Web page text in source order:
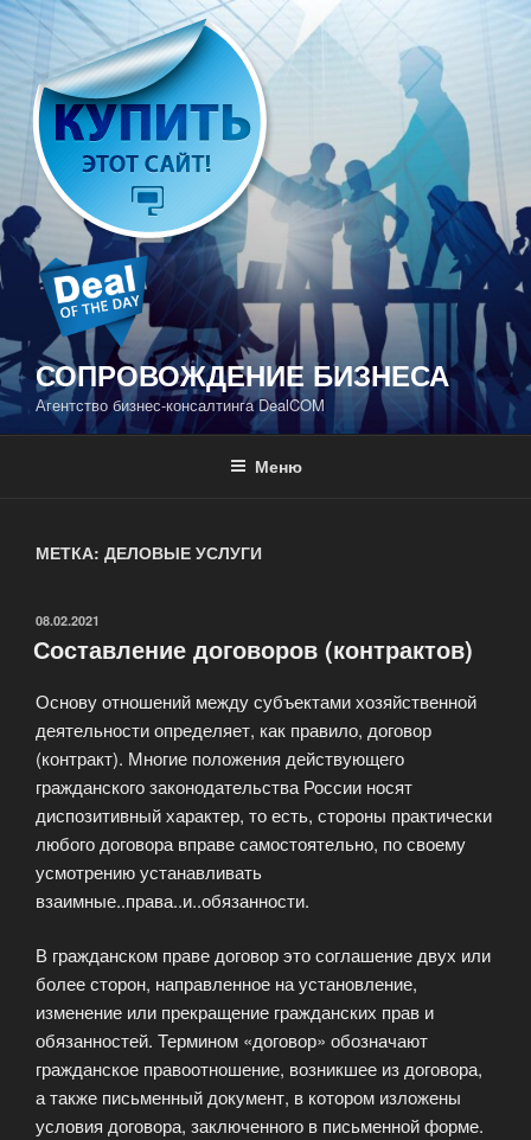
Перейти
к
содержимому
СОПРОВОЖДЕНИЕ БИЗНЕСА
Агентство бизнес-консалтинга DealCOM
Меню
МЕТКА: ДЕЛОВЫЕ УСЛУГИ
ОПУБЛИКОВАНО
08.02.2021
Составление договоров (контрактов)
Основу отношений между субъектами хозяйственной
деятельности определяет, как правило, договор
(контракт). Многие положения действующего
гражданского законодательства России носят
диспозитивный характер, то есть, стороны практически
любого договора вправе самостоятельно, по своему
усмотрению устанавливать
взаимные..права..и..обязанности.
В гражданском праве договор это соглашение двух или
более сторон, направленное на установление,
изменение или прекращение гражданских прав и
обязанностей. Термином «договор» обозначают
гражданское правоотношение, возникшее из договора,
а также письменный документ, в котором изложены
условия договора, заключенного в письменной форме.